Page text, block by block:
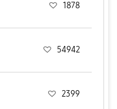
1878
54942
2399